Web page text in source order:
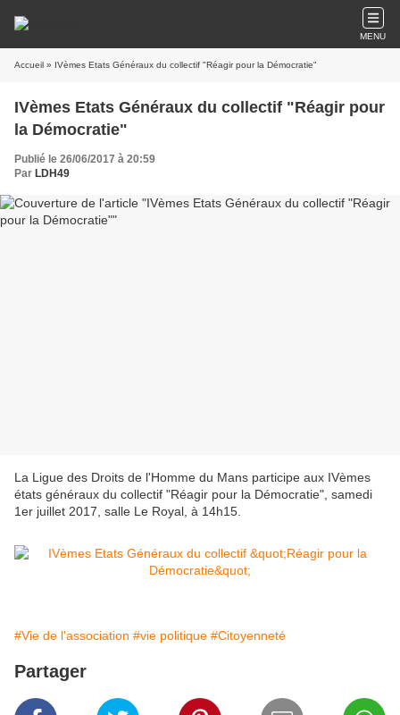
MENU
Accueil » IVèmes Etats Généraux du collectif "Réagir pour la Démocratie"
IVèmes Etats Généraux du collectif "Réagir pour
la Démocratie"
Publié le 26/06/2017 à 20:59
Par LDH49
La Ligue des Droits de l'Homme du Mans participe aux IVèmes
états généraux du collectif "Réagir pour la Démocratie", samedi
1er juillet 2017, salle Le Royal, à 14h15.
#Vie de l'association #vie politique #Citoyenneté
Partager